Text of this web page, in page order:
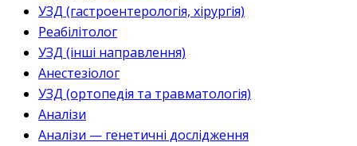
УЗД (гастроентерологія, хірургія)
Реабілітолог
УЗД (інші направлення)
Анестезіолог
УЗД (ортопедія та травматологія)
Аналізи
Аналізи — генетичні дослідження